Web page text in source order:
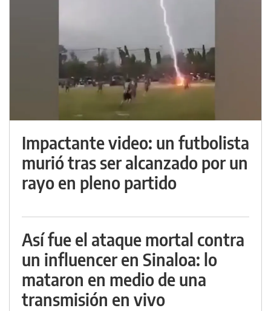
Impactante video: un futbolista
murió tras ser alcanzado por un
rayo en pleno partido
Así fue el ataque mortal contra
un influencer en Sinaloa: lo
mataron en medio de una
transmisión en vivo